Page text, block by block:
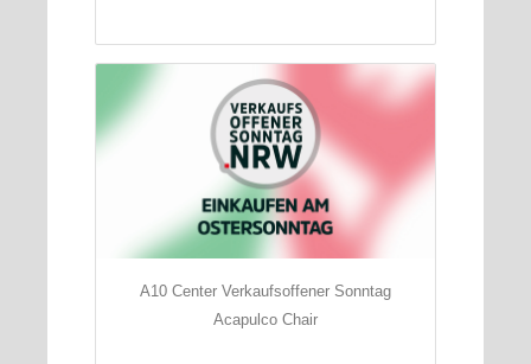
A10 Center Verkaufsoffener Sonntag
Acapulco Chair